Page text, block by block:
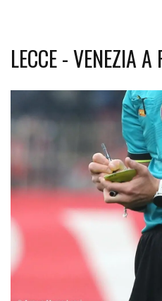
LECCE - VENEZIA